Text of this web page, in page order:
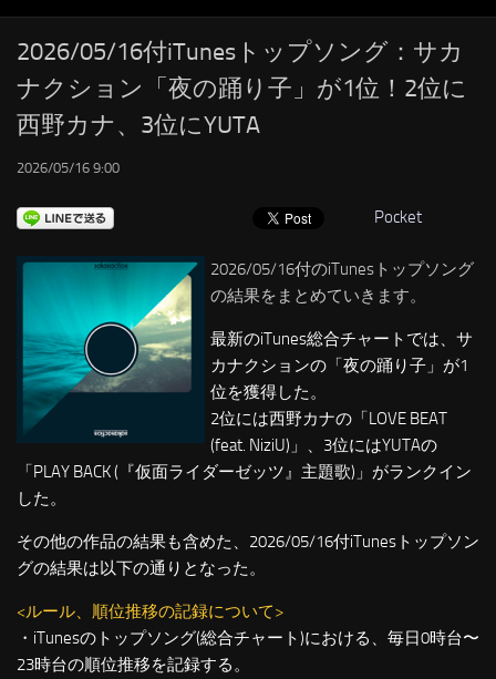
RSS
LINKS
2026/05/16付iTunesトップソング：サカ
ナクション「夜の踊り子」が1位！2位に
西野カナ、3位にYUTA
2026/05/16 9:00
Pocket
2026/05/16付のiTunesトップソング
の結果をまとめていきます。
最新のiTunes総合チャートでは、サ
カナクションの「夜の踊り子」が1
位を獲得した。
2位には西野カナの「LOVE BEAT
(feat. NiziU)」、3位にはYUTAの
「PLAY BACK (『仮面ライダーゼッツ』主題歌)」がランクイン
した。
その他の作品の結果も含めた、2026/05/16付iTunesトップソン
グの結果は以下の通りとなった。
<ルール、順位推移の記録について>
・iTunesのトップソング(総合チャート)における、毎日0時台〜
23時台の順位推移を記録する。